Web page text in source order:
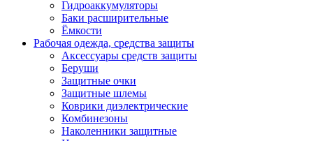
Гидроаккумуляторы
Баки расширительные
Ёмкости
Рабочая одежда, средства защиты
Аксессуары средств защиты
Беруши
Защитные очки
Защитные шлемы
Коврики диэлектрические
Комбинезоны
Наколенники защитные